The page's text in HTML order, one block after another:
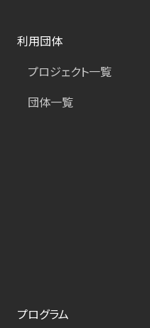
利用団体
プロジェクト一覧
団体一覧
プログラム